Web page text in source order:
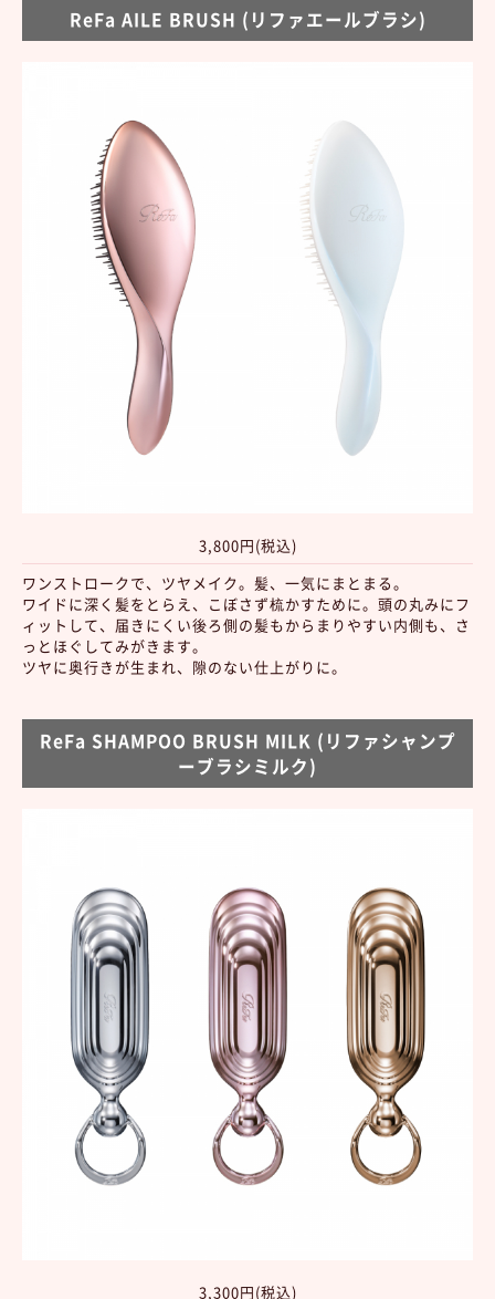
ReFa AILE BRUSH (リファエールブラシ)
3,800円(税込)
ワンストロークで、ツヤメイク。髪、一気にまとまる。
ワイドに深く髪をとらえ、こぼさず梳かすために。頭の丸みにフ
ィットして、届きにくい後ろ側の髪もからまりやすい内側も、さ
っとほぐしてみがきます。
ツヤに奥行きが生まれ、隙のない仕上がりに。
ReFa SHAMPOO BRUSH MILK (リファシャンプ
ーブラシミルク)
3,300円(税込)